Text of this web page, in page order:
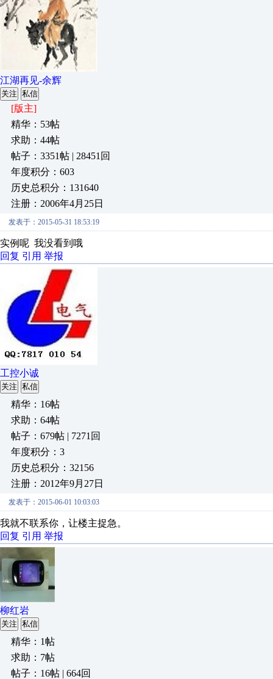
江湖再见-余辉
关注 私信
[版主]
精华：53帖
求助：44帖
帖子：3351帖 | 28451回
年度积分：603
历史总积分：131640
注册：2006年4月25日
发表于：2015-05-31 18:53:19
实例呢 我没看到哦
回复 引用 举报
工控小诚
关注 私信
精华：16帖
求助：64帖
帖子：679帖 | 7271回
年度积分：3
历史总积分：32156
注册：2012年9月27日
发表于：2015-06-01 10:03:03
我就不联系你，让楼主捉急。
回复 引用 举报
柳红岩
关注 私信
精华：1帖
求助：7帖
帖子：16帖 | 664回